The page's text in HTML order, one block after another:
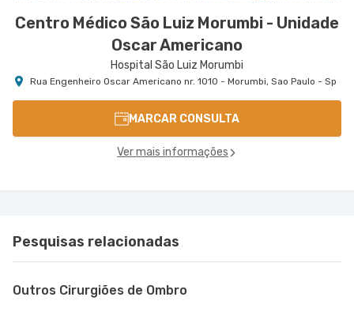
Centro Médico São Luiz Morumbi - Unidade
Oscar Americano
Hospital São Luiz Morumbi
Rua Engenheiro Oscar Americano nr. 1010 - Morumbi, Sao Paulo - Sp
MARCAR CONSULTA
Ver mais informações
Pesquisas relacionadas
Outros Cirurgiões de Ombro